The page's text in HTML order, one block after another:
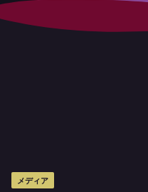
メディア